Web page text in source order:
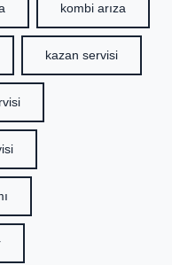
kombi arıza
kazan servisi